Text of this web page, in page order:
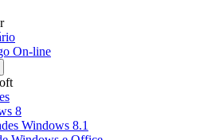
On-line
8
Windows 8.1